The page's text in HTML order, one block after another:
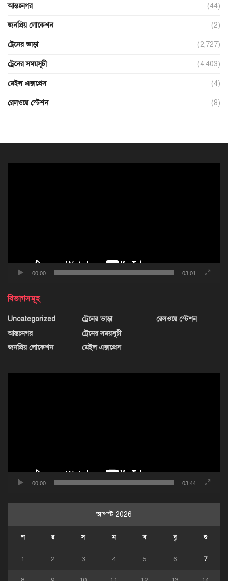
আন্তঃনগর (44)
জনপ্রিয় লোকেশন (2)
ট্রেনের ভাড়া (2,727)
ট্রেনের সময়সূচী (4,403)
মেইল এক্সপ্রেস (4)
রেলওয়ে স্টেশন (8)
00:00 03:01
বিভাগসমূহ
Uncategorized
আন্তঃনগর
জনপ্রিয় লোকেশন
ট্রেনের ভাড়া
ট্রেনের সময়সূচী
মেইল এক্সপ্রেস
রেলওয়ে স্টেশন
00:00 03:44
আগস্ট 2026
শ র স ম ব বৃ শু
1 2 3 4 5 6 7